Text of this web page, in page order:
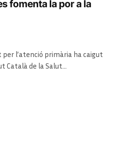
fomenta la por a la
per l’atenció primària ha caigut
Català de la Salut…